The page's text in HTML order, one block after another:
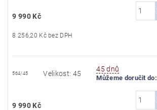
9 990 Kč
8 256,20 Kč bez DPH
564/45 Velikost: 45
45 dnů
Můžeme doručit do:
9 990 Kč